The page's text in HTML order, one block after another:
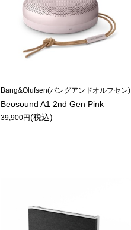
Bang&Olufsen(バングアンドオルフセン)
Beosound A1 2nd Gen Pink
39,900円(税込)